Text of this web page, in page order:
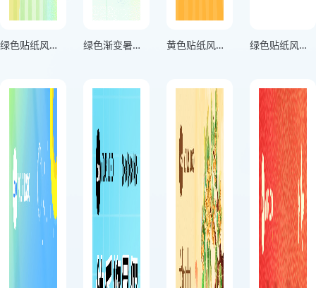
绿色贴纸风暑假放假安排活动海报 绿色渐变暑假放假通知活动海报 黄色贴纸风暑期放假通知活动海报 绿色贴纸风放假通知活动海报